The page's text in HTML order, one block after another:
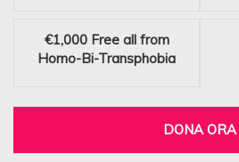
€1,000 Free all from
Homo-Bi-Transphobia
DONA ORA